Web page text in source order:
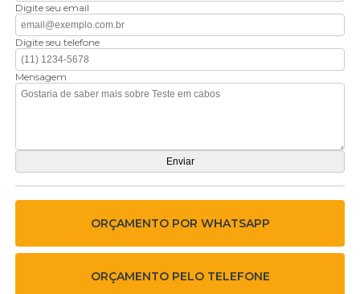
Digite seu email
Digite seu telefone
Mensagem
ORÇAMENTO POR WHATSAPP
ORÇAMENTO PELO TELEFONE